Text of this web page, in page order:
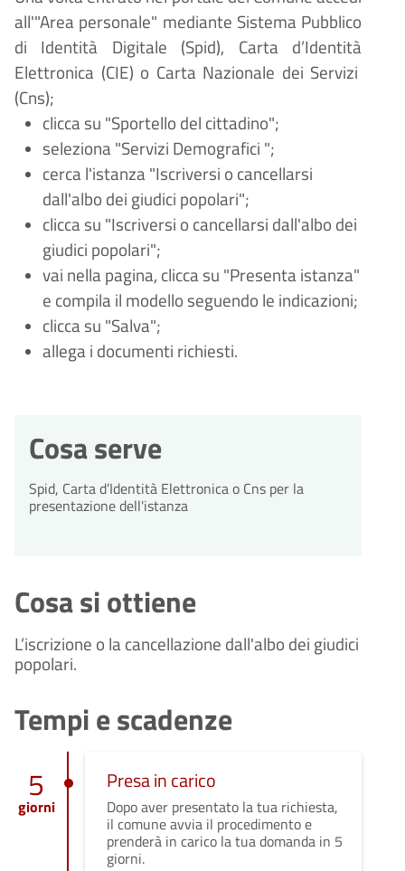
all'"Area personale" mediante Sistema Pubblico
di Identità Digitale (Spid), Carta d’Identità
Elettronica (CIE) o Carta Nazionale dei Servizi
(Cns);
clicca su "Sportello del cittadino";
seleziona "Servizi Demografici ";
cerca l'istanza "Iscriversi o cancellarsi
dall'albo dei giudici popolari";
clicca su "Iscriversi o cancellarsi dall'albo dei
giudici popolari";
vai nella pagina, clicca su "Presenta istanza"
e compila il modello seguendo le indicazioni;
clicca su "Salva";
allega i documenti richiesti.
Cosa serve
Spid, Carta d’Identità Elettronica o Cns per la
presentazione dell'istanza
Cosa si ottiene
L’iscrizione o la cancellazione dall'albo dei giudici
popolari.
Tempi e scadenze
5
giorni
Presa in carico
Dopo aver presentato la tua richiesta,
il comune avvia il procedimento e
prenderà in carico la tua domanda in 5
giorni.